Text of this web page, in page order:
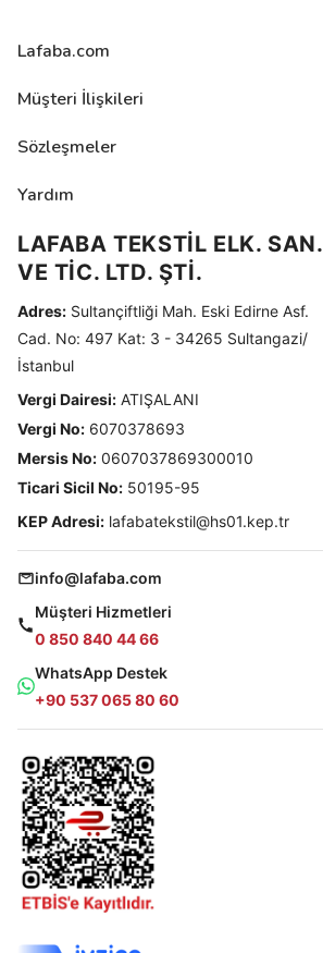
Lafaba.com
Müşteri İlişkileri
Sözleşmeler
Yardım
LAFABA TEKSTİL ELK. SAN.
VE TİC. LTD. ŞTİ.
Adres: Sultançiftliği Mah. Eski Edirne Asf.
Cad. No: 497 Kat: 3 - 34265 Sultangazi/
İstanbul
Vergi Dairesi: ATIŞALANI
Vergi No: 6070378693
Mersis No: 0607037869300010
Ticari Sicil No: 50195-95
KEP Adresi: lafabatekstil@hs01.kep.tr
info@lafaba.com
Müşteri Hizmetleri
0 850 840 44 66
WhatsApp Destek
+90 537 065 80 60